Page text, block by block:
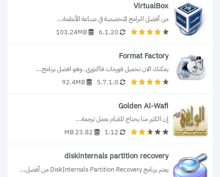
VirtualBox
من أفضل البرامج المتخصصة في صناعة الأنظمة...
6.1.20
103.24MB
Format Factory
يمكنك الان تحميل فورمات فاكتوري. وهو افضل برنامج...
5.7.1.0
92.4MB
Golden Al-Wafi
إن الكثير منا يحتاج للقيام بعمل ترجمة...
1.12
23.82 MB
diskinternals partition recovery
يعتبر برنامج DiskInternals Partition Recovery من أفضل...